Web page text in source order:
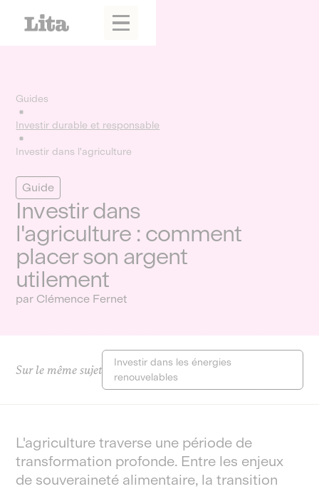
Guides
Investir durable et responsable
Investir dans l'agriculture
Guide
Investir dans
l'agriculture : comment
placer son argent
utilement
par Clémence Fernet
Sur le même sujet
Investir dans les énergies
renouvelables
L'agriculture traverse une période de
transformation profonde. Entre les enjeux
de souveraineté alimentaire, la transition